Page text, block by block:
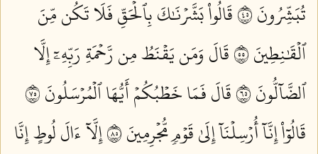
تُبَشِّرُونَ ٥٤
قَالُواْ بَشَّرۡنَٰكَ بِٱلۡحَقِّ فَلَا تَكُن مِّنَ
ٱلۡقَٰنِطِينَ ٥٥
قَالَ وَمَن يَقۡنَطُ مِن رَّحۡمَةِ رَبِّهِۦٓ إِلَّا
ٱلضَّآلُّونَ ٥٦
قَالَ فَمَا خَطۡبُكُمۡ أَيُّهَا ٱلۡمُرۡسَلُونَ ٥٧
قَالُوٓاْ إِنَّآ أُرۡسِلۡنَآ إِلَىٰ قَوۡمٖ مُّجۡرِمِينَ ٥٨
إِلَّآ ءَالَ لُوطٍ إِنَّا